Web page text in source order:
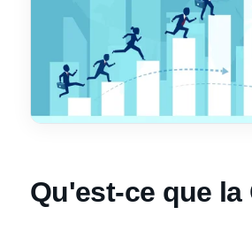
Qu'est-ce que la